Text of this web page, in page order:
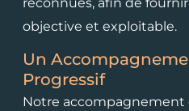
objective et exploitable.
Un
Progressif
Notre accompagnement